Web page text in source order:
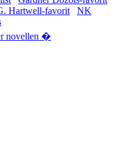
Hartwell-favorit
NK
novellen �